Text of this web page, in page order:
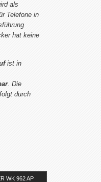
als
Telefone in
hat keine
ist in
. Die
durch
WK 962 AP